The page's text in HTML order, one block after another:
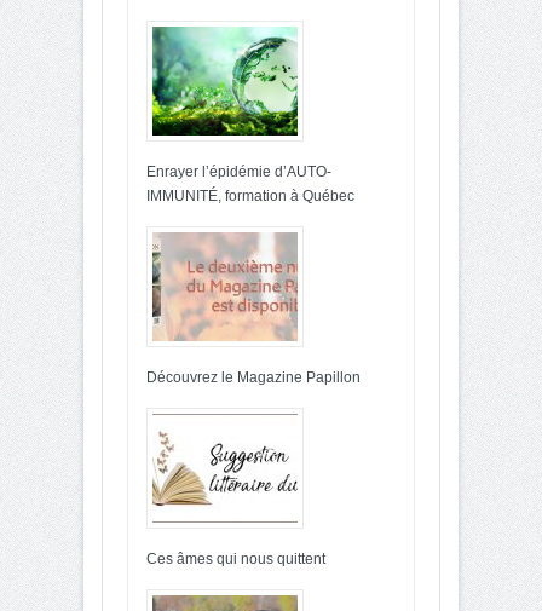
Enrayer l’épidémie d’AUTO-
IMMUNITÉ, formation à Québec
Découvrez le Magazine Papillon
Ces âmes qui nous quittent